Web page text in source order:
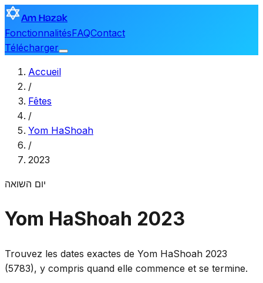
Am Hazak
FonctionnalitésFAQContact
Télécharger
Accueil
/
Fêtes
/
Yom HaShoah
/
2023
יום השואה
Yom HaShoah 2023
Trouvez les dates exactes de Yom HaShoah 2023
(5783), y compris quand elle commence et se termine.